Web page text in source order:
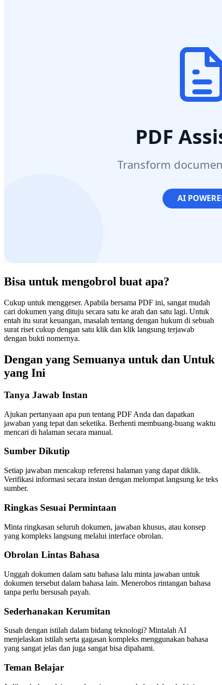
Bisa untuk mengobrol buat apa?
Cukup untuk menggeser. Apabila bersama PDF ini, sangat mudah
cari dokumen yang dituju secara satu ke arah dan satu lagi. Untuk
entah itu surat keuangan, masalah tentang dengan hukum di sebuah
surat riset cukup dengan satu klik dan klik langsung terjawab
dengan bukti nomernya.
Dengan yang Semuanya untuk dan Untuk
yang Ini
Tanya Jawab Instan
Ajukan pertanyaan apa pun tentang PDF Anda dan dapatkan
jawaban yang tepat dan seketika. Berhenti membuang-buang waktu
mencari di halaman secara manual.
Sumber Dikutip
Setiap jawaban mencakup referensi halaman yang dapat diklik.
Verifikasi informasi secara instan dengan melompat langsung ke teks
sumber.
Ringkas Sesuai Permintaan
Minta ringkasan seluruh dokumen, jawaban khusus, atau konsep
yang kompleks langsung melalui interface obrolan.
Obrolan Lintas Bahasa
Unggah dokumen dalam satu bahasa lalu minta jawaban untuk
dokumen tersebut dalam bahasa lain. Menerobos rintangan bahasa
tanpa perlu bersusah payah.
Sederhanakan Kerumitan
Susah dengan istilah dalam bidang teknologi? Mintalah AI
menjelaskan istilah serta gagasan kompleks menggunakan bahasa
yang sangat jelas dan juga sangat bisa dipahami.
Teman Belajar